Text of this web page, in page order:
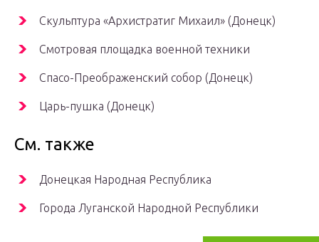
Скульптура «Архистратиг Михаил» (Донецк)
Смотровая площадка военной техники
Спасо-Преображенский собор (Донецк)
Царь-пушка (Донецк)
См. также
Донецкая Народная Республика
Города Луганской Народной Республики